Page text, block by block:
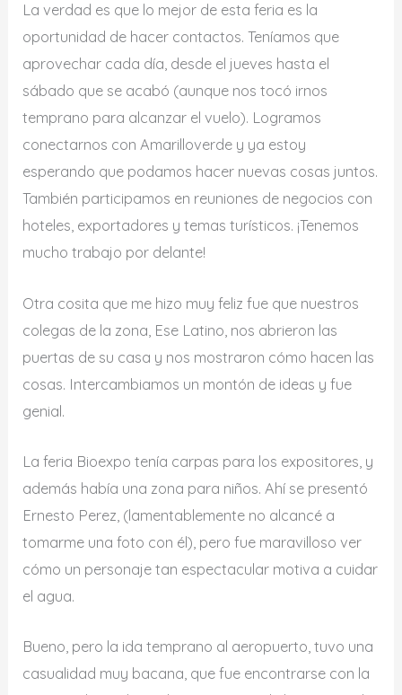
La verdad es que lo mejor de esta feria es la
oportunidad de hacer contactos. Teníamos que
aprovechar cada día, desde el jueves hasta el
sábado que se acabó (aunque nos tocó irnos
temprano para alcanzar el vuelo). Logramos
conectarnos con Amarilloverde y ya estoy
esperando que podamos hacer nuevas cosas juntos.
También participamos en reuniones de negocios con
hoteles, exportadores y temas turísticos. ¡Tenemos
mucho trabajo por delante!
Otra cosita que me hizo muy feliz fue que nuestros
colegas de la zona, Ese Latino, nos abrieron las
puertas de su casa y nos mostraron cómo hacen las
cosas. Intercambiamos un montón de ideas y fue
genial.
La feria Bioexpo tenía carpas para los expositores, y
además había una zona para niños. Ahí se presentó
Ernesto Perez, (lamentablemente no alcancé a
tomarme una foto con él), pero fue maravilloso ver
cómo un personaje tan espectacular motiva a cuidar
el agua.
Bueno, pero la ida temprano al aeropuerto, tuvo una
casualidad muy bacana, que fue encontrarse con la